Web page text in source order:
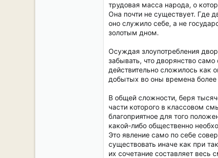
трудовая масса народа, о
Она почти не существует. Где
оно служило себе, а не
золотым дном.
Осуждая злоупотребления
забывать, что дворянство
действительно сложилось как
добытых во оны времена
В общей сложности, беря
части которого в классовом
благоприятное для того
какой-либо общественно
Это явление само по себе
существовать иначе как при
их сочетание составляет